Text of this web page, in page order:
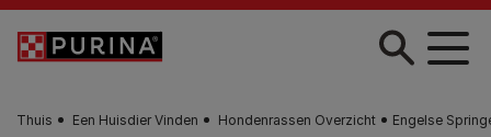
Skip to main content
Thuis Een Huisdier Vinden Hondenrassen Overzicht Engelse